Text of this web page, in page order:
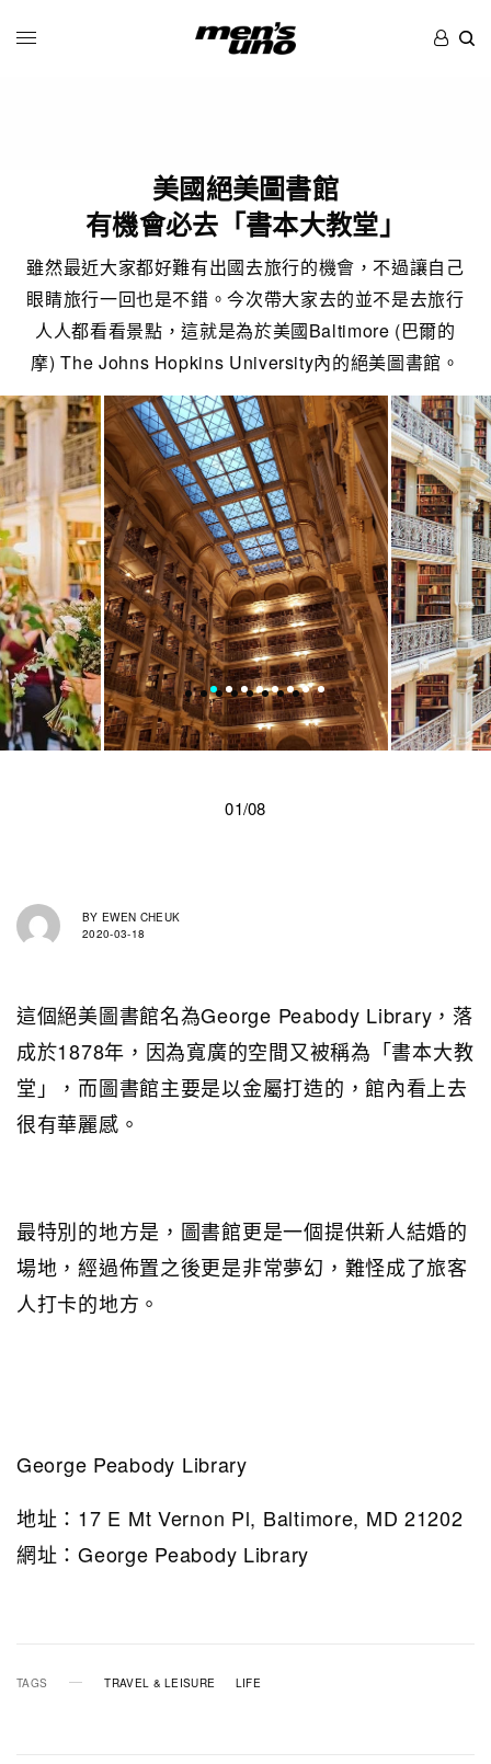
美國絕美圖書館
有機會必去「書本大教堂」
雖然最近大家都好難有出國去旅行的機會，不過讓自己
眼睛旅行一回也是不錯。今次帶大家去的並不是去旅行
人人都看看景點，這就是為於美國Baltimore (巴爾的
摩) The Johns Hopkins University內的絕美圖書館。
01/08
BY EWEN CHEUK
2020-03-18
這個絕美圖書館名為George Peabody Library，落
成於1878年，因為寬廣的空間又被稱為「書本大教
堂」，而圖書館主要是以金屬打造的，館內看上去
很有華麗感。
最特別的地方是，圖書館更是一個提供新人結婚的
場地，經過佈置之後更是非常夢幻，難怪成了旅客
人打卡的地方。
George Peabody Library
地址：17 E Mt Vernon Pl, Baltimore, MD 21202
網址：George Peabody Library
TAGS TRAVEL & LEISURE LIFE